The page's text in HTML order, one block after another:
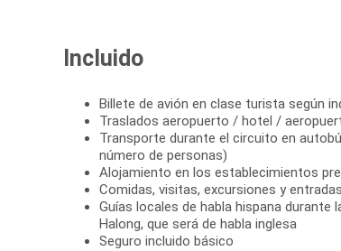
Incluido
Billete de avión en clase turista según
Traslados aeropuerto / hotel /
Transporte durante el circuito en
número de personas)
Alojamiento en los establecimientos
Comidas, visitas, excursiones y
Guías locales de habla hispana durante
Halong, que será de habla inglesa
Seguro incluido básico